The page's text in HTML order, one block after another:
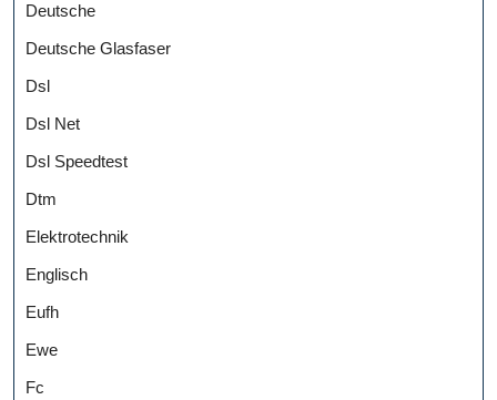
Deutsche
Deutsche Glasfaser
Dsl
Dsl Net
Dsl Speedtest
Dtm
Elektrotechnik
Englisch
Eufh
Ewe
Fc